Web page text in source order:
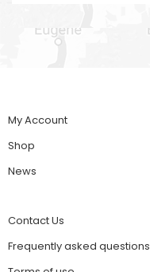
My Account
Shop
News
Contact Us
Frequently asked questions